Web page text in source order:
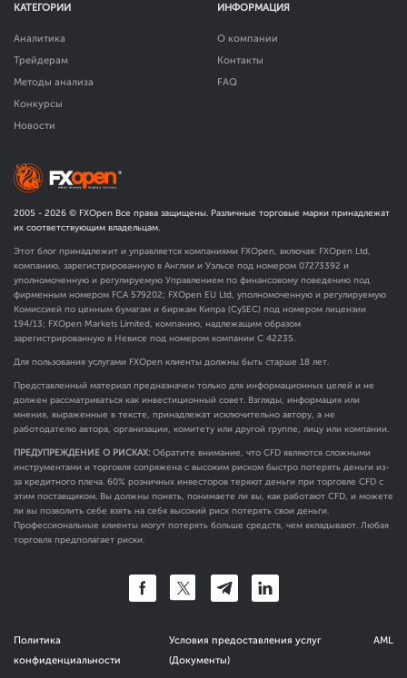
КАТЕГОРИИ
Аналитика
Трейдерам
Методы анализа
Конкурсы
Новости
ИНФОРМАЦИЯ
О компании
Контакты
FAQ
2005 - 2026 © FXOpen Все права защищены. Различные торговые марки принадлежат
их соответствующим владельцам.
Этот блог принадлежит и управляется компаниями FXOpen, включая: FXOpen Ltd,
компанию, зарегистрированную в Англии и Уэльсе под номером 07273392 и
уполномоченную и регулируемую Управлением по финансовому поведению под
фирменным номером FCA 579202; FXOpen EU Ltd, уполномоченную и регулируемую
Комиссией по ценным бумагам и биржам Кипра (CySEC) под номером лицензии
194/13; FXOpen Markets Limited, компанию, надлежащим образом
зарегистрированную в Невисе под номером компании C 42235.
Для пользования услугами FXOpen клиенты должны быть старше 18 лет.
Представленный материал предназначен только для информационных целей и не
должен рассматриваться как инвестиционный совет. Взгляды, информация или
мнения, выраженные в тексте, принадлежат исключительно автору, а не
работодателю автора, организации, комитету или другой группе, лицу или компании.
ПРЕДУПРЕЖДЕНИЕ О РИСКАХ: Обратите внимание, что CFD являются сложными
инструментами и торговля сопряжена с высоким риском быстро потерять деньги из-
за кредитного плеча. 60% розничных инвесторов теряют деньги при торговле CFD с
этим поставщиком. Вы должны понять, понимаете ли вы, как работают CFD, и можете
ли вы позволить себе взять на себя высокий риск потерять свои деньги.
Профессиональные клиенты могут потерять больше средств, чем вкладывают. Любая
торговля предполагает риски.
Политика
конфиденциальности
Условия предоставления услуг
(Документы)
AML